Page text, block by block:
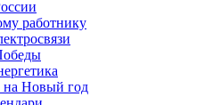
работнику
на Новый год